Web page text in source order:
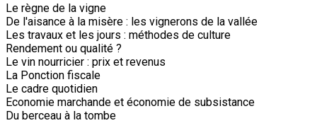
Le règne de la vigne
De l'aisance à la misère : les vignerons de la vallée
Les travaux et les jours : méthodes de culture
Rendement ou qualité ?
Le vin nourricier : prix et revenus
La Ponction fiscale
Le cadre quotidien
Economie marchande et économie de subsistance
Du berceau à la tombe